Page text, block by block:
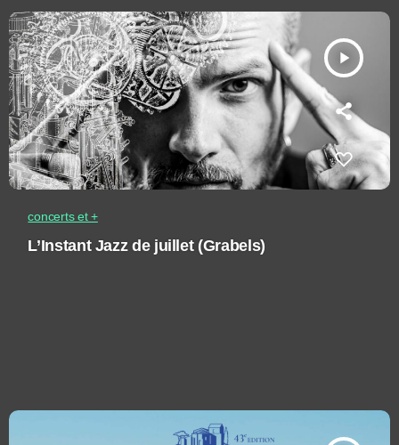
play_arrow
concerts et +
L’Instant Jazz de juillet (Grabels)